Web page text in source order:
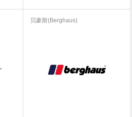
贝豪斯(Berghaus)